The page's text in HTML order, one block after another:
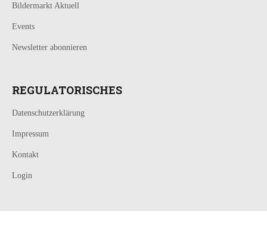
Bildermarkt Aktuell
Events
Newsletter abonnieren
REGULATORISCHES
Datenschutzerklärung
Impressum
Kontakt
Login